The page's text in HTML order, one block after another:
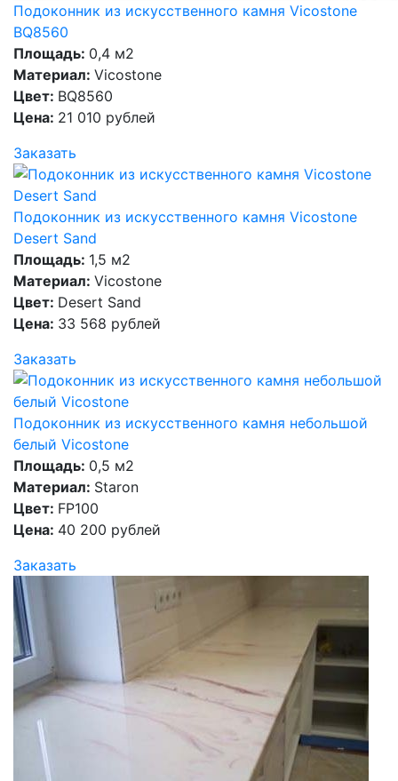
Подоконник из искусственного камня Vicostone
BQ8560
Площадь: 0,4 м2
Материал: Vicostone
Цвет: BQ8560
Цена: 21 010 рублей
Заказать
Подоконник из искусственного камня Vicostone
Desert Sand
Площадь: 1,5 м2
Материал: Vicostone
Цвет: Desert Sand
Цена: 33 568 рублей
Заказать
Подоконник из искусственного камня небольшой
белый Vicostone
Площадь: 0,5 м2
Материал: Staron
Цвет: FP100
Цена: 40 200 рублей
Заказать